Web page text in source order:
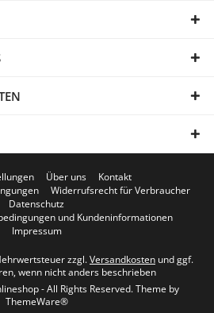
Über uns
Kontakt
Widerrufsrecht für Verbraucher
Datenschutz
und Kundeninformationen
Impressum
zzgl.Versandkosten und ggf.
wenn nicht anders beschrieben
- All Rights Reserved. Theme by
ThemeWare®